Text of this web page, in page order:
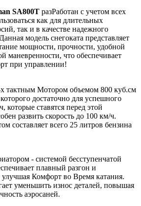
SA800T разРаботан с учетом всех
как для длительных
так и в качестве надежного
модель снегоката представляет
мощности, прочности, удобной
маневренности, что обеспечивает
при управлении!
тактным Мотором объемом 800 куб.см
достаточно для успешного
которые ставятся перед этой
развить скорость до 100 км/ч.
составляет всего 25 литров бензина
- системой бесступенчатой
плавный разгон и
улучшая Комфорт во Время катания.
уменьшить износ деталей, повышая
аэросаней.